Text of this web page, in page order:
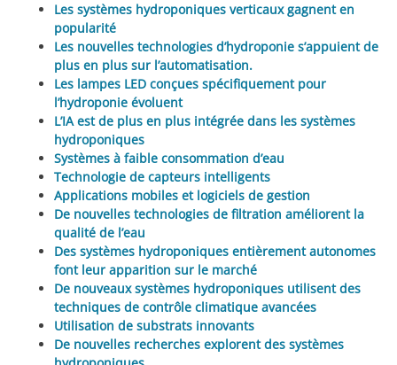
Les systèmes hydroponiques verticaux gagnent en
popularité
Les nouvelles technologies d’hydroponie s’appuient de
plus en plus sur l’automatisation.
Les lampes LED conçues spécifiquement pour
l’hydroponie évoluent
L’IA est de plus en plus intégrée dans les systèmes
hydroponiques
Systèmes à faible consommation d’eau
Technologie de capteurs intelligents
Applications mobiles et logiciels de gestion
De nouvelles technologies de filtration améliorent la
qualité de l’eau
Des systèmes hydroponiques entièrement autonomes
font leur apparition sur le marché
De nouveaux systèmes hydroponiques utilisent des
techniques de contrôle climatique avancées
Utilisation de substrats innovants
De nouvelles recherches explorent des systèmes